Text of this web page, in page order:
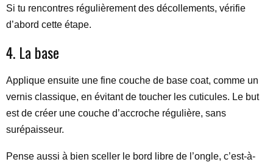
Si tu rencontres régulièrement des décollements, vérifie
d’abord cette étape.
4. La base
Applique ensuite une fine couche de base coat, comme un
vernis classique, en évitant de toucher les cuticules. Le but
est de créer une couche d’accroche régulière, sans
surépaisseur.
Pense aussi à bien sceller le bord libre de l’ongle, c’est-à-